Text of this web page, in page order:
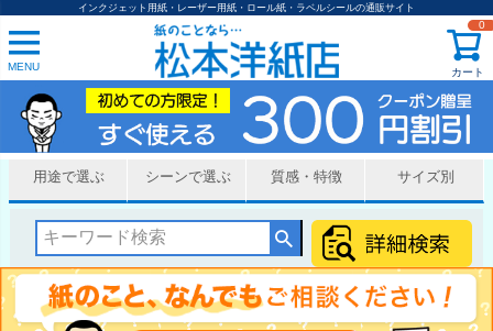
インクジェット用紙・レーザー用紙・ロール紙・ラベルシールの通販サイト
MENU カート
0
用途で選ぶ シーンで選ぶ 質感・特徴 サイズ別